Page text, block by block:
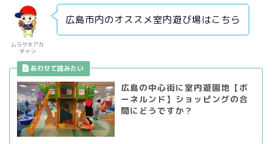
ムラサキアカ
チャン
広島市内のオススメ室内遊び場はこちら
広島の中心街に室内遊園地【ボ
ーネルンド】ショッピングの合
間にどうですか？